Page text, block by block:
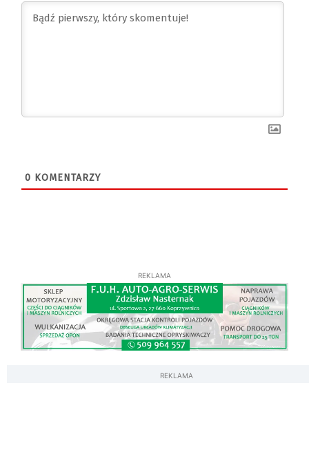
0 KOMENTARZY
REKLAMA
REKLAMA